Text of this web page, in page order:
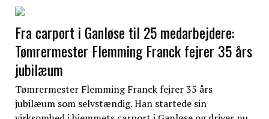
Fra carport i Ganløse til 25 medarbejdere:
Tømrermester Flemming Franck fejrer 35 års
jubilæum
Tømrermester Flemming Franck fejrer 35 års
jubilæum som selvstændig. Han startede sin